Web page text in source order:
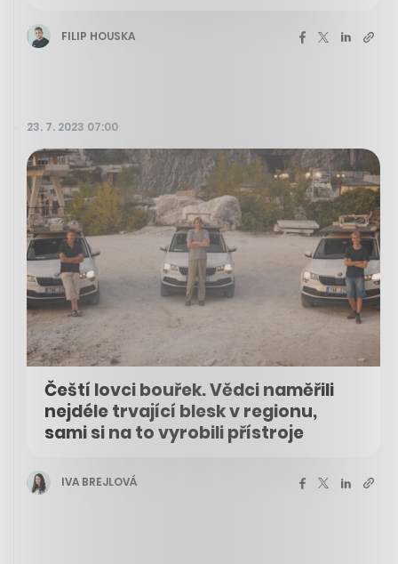
FILIP HOUSKA
23. 7. 2023 07:00
Čeští lovci bouřek. Vědci naměřili
nejdéle trvající blesk v regionu,
sami si na to vyrobili přístroje
IVA BREJLOVÁ